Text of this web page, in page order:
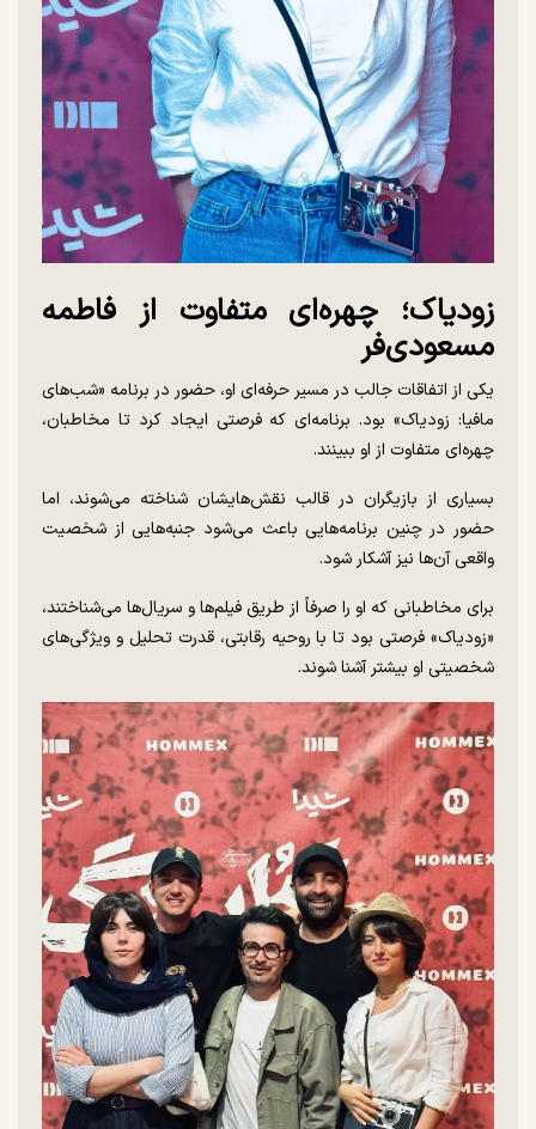
زودیاک؛ چهره‌ای متفاوت از فاطمه
مسعودی‌فر
یکی از اتفاقات جالب در مسیر حرفه‌ای او، حضور در برنامه «شب‌های
مافیا: زودیاک» بود. برنامه‌ای که فرصتی ایجاد کرد تا مخاطبان،
چهره‌ای متفاوت از او ببینند.
بسیاری از بازیگران در قالب نقش‌هایشان شناخته می‌شوند، اما
حضور در چنین برنامه‌هایی باعث می‌شود جنبه‌هایی از شخصیت
واقعی آن‌ها نیز آشکار شود.
برای مخاطبانی که او را صرفاً از طریق فیلم‌ها و سریال‌ها می‌شناختند،
«زودیاک» فرصتی بود تا با روحیه رقابتی، قدرت تحلیل و ویژگی‌های
شخصیتی او بیشتر آشنا شوند.